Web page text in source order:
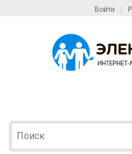
Войти